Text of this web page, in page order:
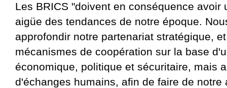
Les BRICS "doivent en conséquence avoir
aigüe des tendances de notre époque.
approfondir notre partenariat stratégique,
mécanismes de coopération sur la base
économique, politique et sécuritaire, mais
d'échanges humains, afin de faire de notre